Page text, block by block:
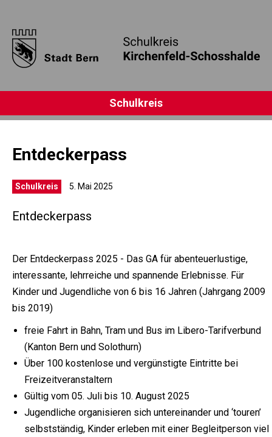
Schulkreis
Entdeckerpass
Schulkreis 5. Mai 2025
Entdeckerpass
Der Entdeckerpass 2025 - Das GA für abenteuerlustige,
interessante, lehrreiche und spannende Erlebnisse. Für
Kinder und Jugendliche von 6 bis 16 Jahren (Jahrgang 2009
bis 2019)
freie Fahrt in Bahn, Tram und Bus im Libero-Tarifverbund
(Kanton Bern und Solothurn)
Über 100 kostenlose und vergünstigte Eintritte bei
Freizeitveranstaltern
Gültig vom 05. Juli bis 10. August 2025
Jugendliche organisieren sich untereinander und ‘touren’
selbstständig, Kinder erleben mit einer Begleitperson viel